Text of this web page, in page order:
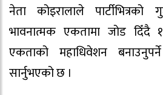
नेता कोइरालाले
भावनात्मक एकतामा जोड दिँदै
एकताको महाधिवेशन
सार्नुभएको छ ।